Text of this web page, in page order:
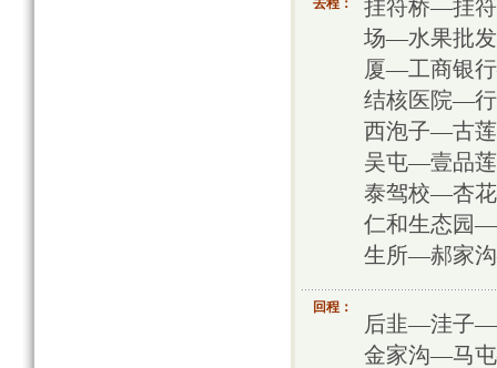
去程：
挂符桥—挂
场—水果批
厦—工商银
结核医院—
西泡子—古
吴屯—壹品
泰驾校—杏
仁和生态园
生所—郝家
回程：
后韭—洼子
金家沟—马